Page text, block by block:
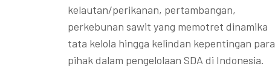
kelautan/perikanan, pertambangan,
perkebunan sawit yang memotret dinamika
tata kelola hingga kelindan kepentingan para
pihak dalam pengelolaan SDA di Indonesia.